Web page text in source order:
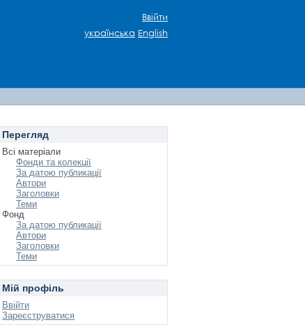
Ввійти
українська English
Перегляд
Всі матеріали
Фонди та колекції
За датою публикації
Автори
Заголовки
Теми
Фонд
За датою публикації
Автори
Заголовки
Теми
Мій профіль
Ввійти
Зареєструватися